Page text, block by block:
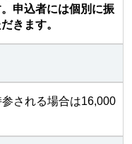
申込者には個別に振
きます。
される場合は16,000